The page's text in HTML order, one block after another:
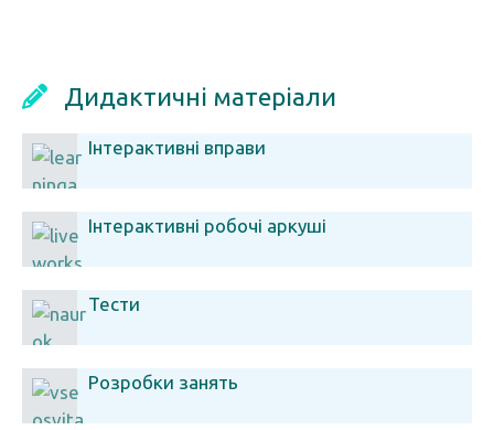
Дидактичні матеріали
Інтерактивні вправи
Інтерактивні робочі аркуші
Тести
Розробки занять